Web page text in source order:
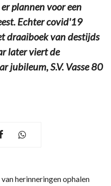
plannen voor een
Echter covid'19
draaiboek van destijds
later viert de
jubileum, S.V. Vasse 80
herinneringen ophalen